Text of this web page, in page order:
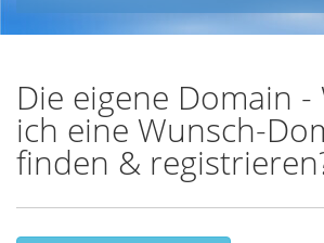
Die eigene Domain -
ich eine Wunsch-
finden &